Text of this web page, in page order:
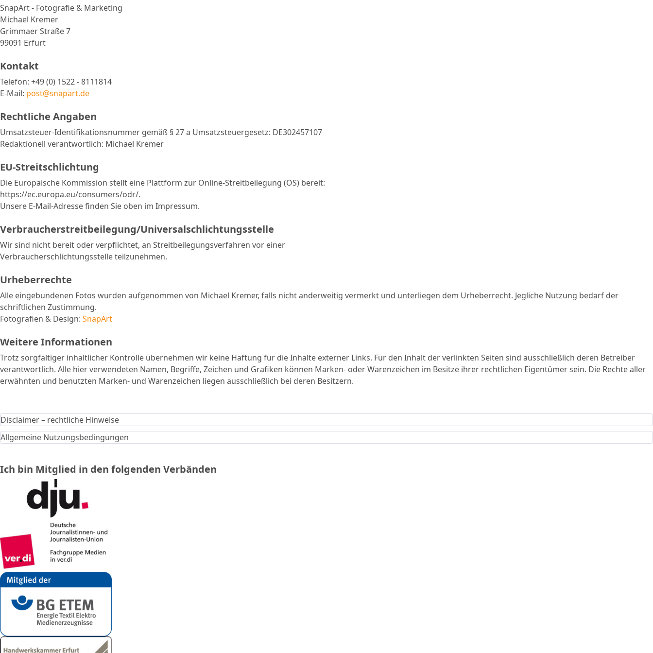
SnapArt - Fotografie & Marketing
Michael Kremer
Grimmaer Straße 7
99091 Erfurt
Kontakt
Telefon: +49 (0) 1522 - 8111814
E-Mail: post@snapart.de
Rechtliche Angaben
Umsatzsteuer-Identifikationsnummer gemäß § 27 a Umsatzsteuergesetz: DE302457107
Redaktionell verantwortlich: Michael Kremer
EU-Streitschlichtung
Die Europäische Kommission stellt eine Plattform zur Online-Streitbeilegung (OS) bereit:
https://ec.europa.eu/consumers/odr/.
Unsere E-Mail-Adresse finden Sie oben im Impressum.
Verbraucherstreitbeilegung/Universalschlichtungsstelle
Wir sind nicht bereit oder verpflichtet, an Streitbeilegungsverfahren vor einer
Verbraucherschlichtungsstelle teilzunehmen.
Urheberrechte
Alle eingebundenen Fotos wurden aufgenommen von Michael Kremer, falls nicht anderweitig vermerkt und unterliegen dem Urheberrecht. Jegliche Nutzung bedarf der
schriftlichen Zustimmung.
Fotografien & Design: SnapArt
Weitere Informationen
Trotz sorgfältiger inhaltlicher Kontrolle übernehmen wir keine Haftung für die Inhalte externer Links. Für den Inhalt der verlinkten Seiten sind ausschließlich deren Betreiber
verantwortlich. Alle hier verwendeten Namen, Begriffe, Zeichen und Grafiken können Marken- oder Warenzeichen im Besitze ihrer rechtlichen Eigentümer sein. Die Rechte aller
erwähnten und benutzten Marken- und Warenzeichen liegen ausschließlich bei deren Besitzern.
Disclaimer – rechtliche Hinweise
Allgemeine Nutzungsbedingungen
Ich bin Mitglied in den folgenden Verbänden